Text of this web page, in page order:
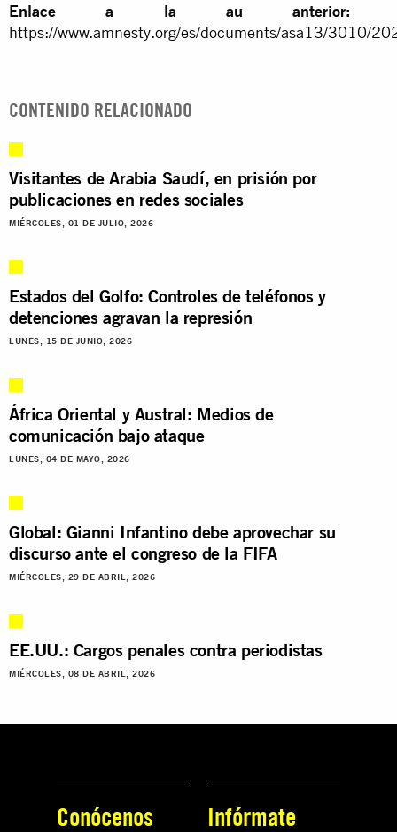
Enlace a la au anterior:
https://www.amnesty.org/es/documents/asa13/3010/
CONTENIDO RELACIONADO
Visitantes de Arabia Saudí, en prisión por
publicaciones en redes sociales
MIÉRCOLES, 01 DE JULIO, 2026
Estados del Golfo: Controles de teléfonos y
detenciones agravan la represión
LUNES, 15 DE JUNIO, 2026
África Oriental y Austral: Medios de
comunicación bajo ataque
LUNES, 04 DE MAYO, 2026
Global: Gianni Infantino debe aprovechar su
discurso ante el congreso de la FIFA
MIÉRCOLES, 29 DE ABRIL, 2026
EE.UU.: Cargos penales contra periodistas
MIÉRCOLES, 08 DE ABRIL, 2026
Conócenos Infórmate